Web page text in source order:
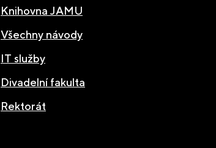
Knihovna JAMU
Všechny návody
IT služby
Divadelní fakulta
Rektorát